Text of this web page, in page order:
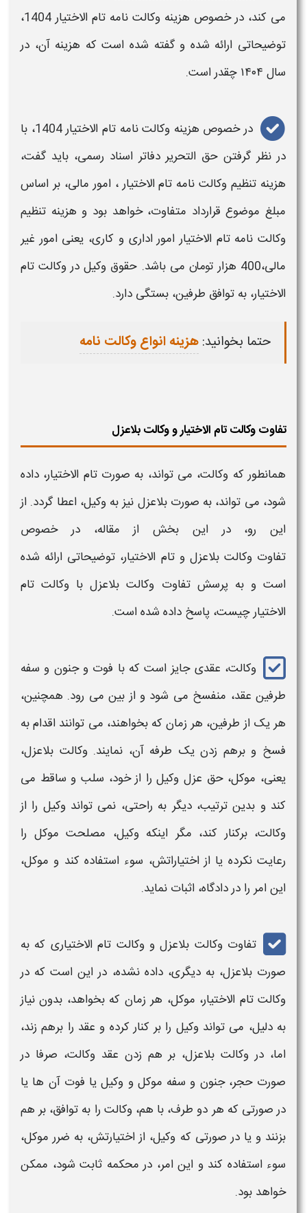
می کند، در خصوص هزینه وکالت نامه تام الاختیار 1404
،
توضیحاتی ارائه شده و گفته شده است که هزینهآن، در
سال ۱۴۰۴ چقدر است.
در خصوص هزینه وکالت نامه تام الاختیار 1404،
با
در نظر گرفتن حق التحریر دفاتر اسناد رسمی، باید گفت،
هزینه تنظیم وکالت نامه تام الاختیار، امور مالی، بر اساس
مبلغ موضوع قرارداد متفاوت، خواهد بود و هزینه تنظیم
وکالت نامه تام الاختیار امور اداری و کاری، یعنی امور غیر
مالی،400 هزار تومان می باشد. حقوق وکیل در
وکالت تام
الاختیار، به توافق طرفین، بستگی دارد.
حتما بخوانید:هزینه انواع وکالت نامه
تفاوت وکالت تام الاختیار و وکالت بلاعزل
همانطور که وکالت، می تواند، به صورتتام الاختیار، داده
شود، می تواند، به صورت بلاعزل نیز به وکیل، اعطا گردد. از
این رو، در این بخش از مقاله، در خصوص
تفاوتوکالتبلاعزل وتام الاختیار، توضیحاتی ارائه شده
است و به پرسش تفاوت وکالت بلاعزل با وکالت تام
الاختیار چیست، پاسخ داده شده است.
وکالت، عقدی جایز است که با فوت و جنون و سفه
طرفین عقد، منفسخ می شود و از بین می رود. همچنین،
هر یک از طرفین، هر زمان که بخواهند، می توانند اقدام به
فسخ و برهم زدن یک طرفه آن، نمایند.وکالت بلاعزل،
یعنی، موکل، حق عزل وکیل را از خود، سلب و ساقط می
کند و بدین ترتیب، دیگر به راحتی، نمی تواند وکیل را از
وکالت، برکنار کند، مگر اینکه وکیل، مصلحت موکل را
رعایت نکرده یا از اختیاراتش، سوء استفاده کند و موکل،
این امر را در دادگاه، اثبات نماید.
تفاوت وکالت بلاعزل ووکالت تام الاختیاری که به
صورت بلاعزل، به دیگری، داده نشده، در این است که در
وکالت تام الاختیار، موکل، هر زمان که بخواهد، بدون نیاز
به دلیل، می تواند وکیل را بر کنار کرده و عقد را برهم زند،
اما، در وکالتبلاعزل، بر هم زدن عقد وکالت، صرفا در
صورت حجر، جنون و سفه موکل و وکیل یا فوت آن ها یا
در صورتی که هر دو طرف، با هم،وکالت را به توافق، بر هم
بزنند و یا در صورتی که وکیل، از اختیارتش، به ضرر موکل،
سوء استفاده کند و این امر، در محکمه ثابت شود، ممکن
خواهد بود.